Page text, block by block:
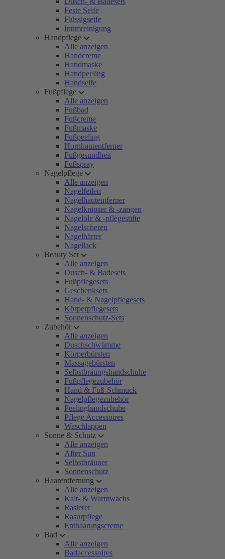
Feste Seife
Flüssigseife
Intimreinigung
Handpflege
Alle anzeigen
Handcreme
Handmaske
Handpeeling
Handseife
Fußpflege
Alle anzeigen
Fußbad
Fußcreme
Fußmaske
Fußpeeling
Hornhautentferner
Fußgesundheit
Fußspray
Nagelpflege
Alle anzeigen
Nagelfeilen
Nagelhautentferner
Nagelknipser & -zangen
Nagelöle & -pflegestifte
Nagelscheren
Nagelhärter
Nagellack
Beauty Set
Alle anzeigen
Dusch- & Badesets
Fußpflegesets
Geschenksets
Hand- & Nagelpflegesets
Körperpflegesets
Sonnenschutz-Sets
Zubehör
Alle anzeigen
Duschschwämme
Körperbürsten
Massagebürsten
Selbstbräungshandschuhe
Fußpflegezubehör
Hand & Fuß-Schmuck
Nagelpflegezubehör
Peelinghandschuhe
Pflege Accessoires
Waschlappen
Sonne & Schutz
Alle anzeigen
After Sun
Selbstbräuner
Sonnenschutz
Haarentfernung
Alle anzeigen
Kalt- & Warmwachs
Rasierer
Rasurpflege
Enthaarungscreme
Bad
Alle anzeigen
Badaccessoires